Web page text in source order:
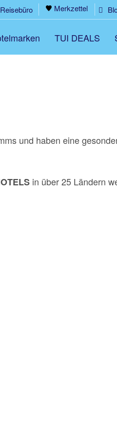
Reisebüro Merkzettel
TUI DEALS
und haben eine
in über 25 Ländern